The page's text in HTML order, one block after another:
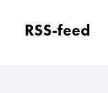
RSS-feed